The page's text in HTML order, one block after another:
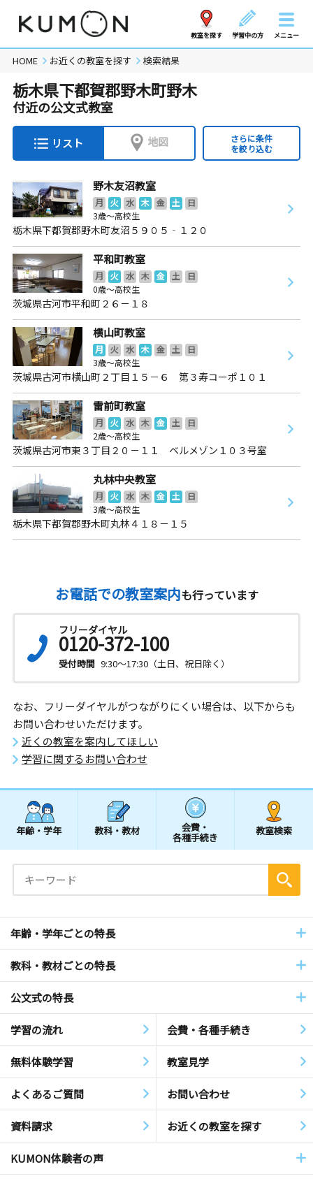
教室を探す 学習中の方 メニュー
HOME お近くの教室を探す 検索結果
栃木県下都賀郡野木町野木
付近の公文式教室
リスト 地図
さらに条件
を絞り込む
野木友沼教室
月 火 水 木 金 土
日
3歳～高校生
栃木県下都賀郡野木町友沼５９０５‐１２０
平和町教室
月 火 水 木 金 土
日
0歳～高校生
茨城県古河市平和町２６－１８
横山町教室
月 火 水 木 金 土
日
3歳～高校生
茨城県古河市横山町２丁目１５－６ 第３寿コーポ１０１
雷前町教室
月 火 水 木 金 土
日
2歳～高校生
茨城県古河市東３丁目２０－１１ ベルメゾン１０３号室
丸林中央教室
月 火 水 木 金 土
日
3歳～高校生
栃木県下都賀郡野木町丸林４１８－１５
お電話での教室案内も行っています
フリーダイヤル
0120-372-100
受付時間 9:30～17:30（土日、祝日除く）
なお、フリーダイヤルがつながりにくい場合は、以下からも
お問い合わせいただけます。
近くの教室を案内してほしい
学習に関するお問い合わせ
年齢・学年 教科・教材 会費・
各種手続き
教室検索
年齢・学年ごとの特長
教科・教材ごとの特長
公文式の特長
学習の流れ 会費・各種手続き
無料体験学習 教室見学
よくあるご質問 お問い合わせ
資料請求 お近くの教室を探す
KUMON体験者の声